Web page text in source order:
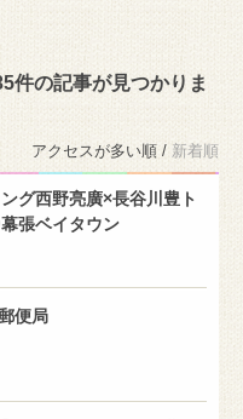
件の記事が見つかりま
アクセスが多い順 / 新着順
グ西野亮廣×長谷川豊ト
張ベイタウン
便局